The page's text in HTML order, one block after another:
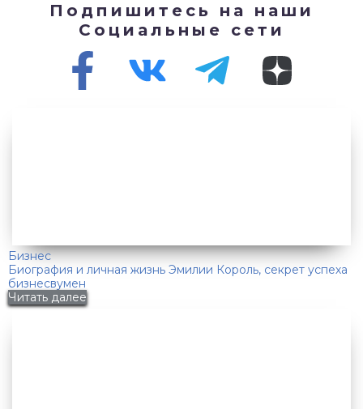
Подпишитесь на наши
Социальные сети
Бизнес
Биография и личная жизнь Эмилии Король, секрет успеха
бизнесвумен
Читать далее